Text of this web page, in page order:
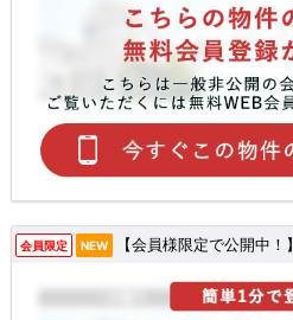
会員限定 NEW 【会員様限定で公開中！】